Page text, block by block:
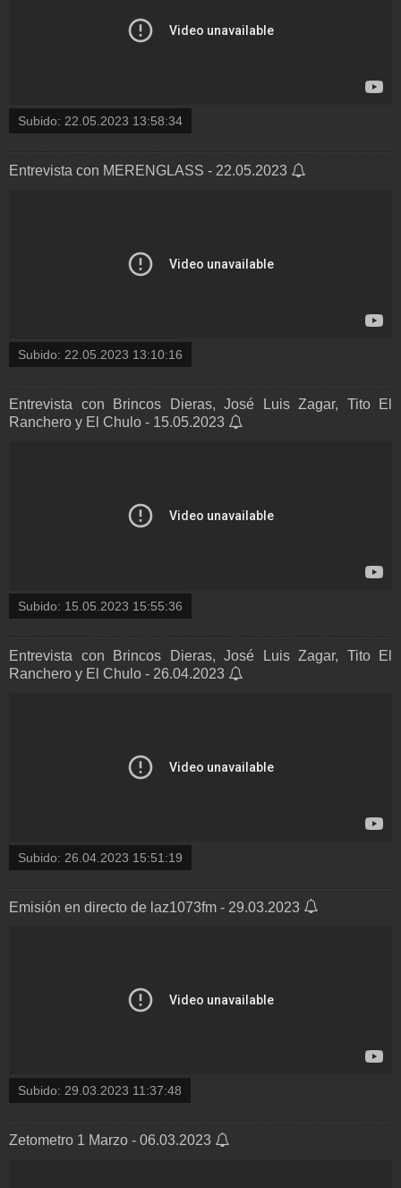
Subido: 22.05.2023 13:58:34
Entrevista con MERENGLASS - 22.05.2023
Subido: 22.05.2023 13:10:16
Entrevista con Brincos Dieras, José Luis Zagar, Tito El
Ranchero y El Chulo - 15.05.2023
Subido: 15.05.2023 15:55:36
Entrevista con Brincos Dieras, José Luis Zagar, Tito El
Ranchero y El Chulo - 26.04.2023
Subido: 26.04.2023 15:51:19
Emisión en directo de laz1073fm - 29.03.2023
Subido: 29.03.2023 11:37:48
Zetometro 1 Marzo - 06.03.2023